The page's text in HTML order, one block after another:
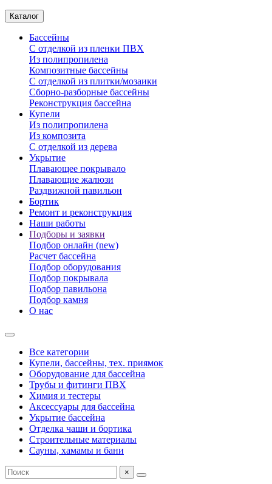
Каталог
Бассейны
С отделкой из пленки ПВХ
Из полипропилена
Композитные бассейны
С отделкой из плитки/мозаики
Сборно-разборные бассейны
Реконструкция бассейна
Купели
Из полипропилена
Из композита
С отделкой из дерева
Укрытие
Плавающее покрывало
Плавающие жалюзи
Раздвижной павильон
Бортик
Ремонт и реконструкция
Наши работы
Подборы и заявки
Подбор онлайн (new)
Расчет бассейна
Подбор оборудования
Подбор покрывала
Подбор павильона
Подбор камня
О нас
Все категории
Купели, бассейны, тех. приямок
Оборудование для бассейна
Трубы и фитинги ПВХ
Химия и тестеры
Аксессуары для бассейна
Укрытие бассейна
Отделка чаши и бортика
Строительные материалы
Сауны, хамамы и бани
×